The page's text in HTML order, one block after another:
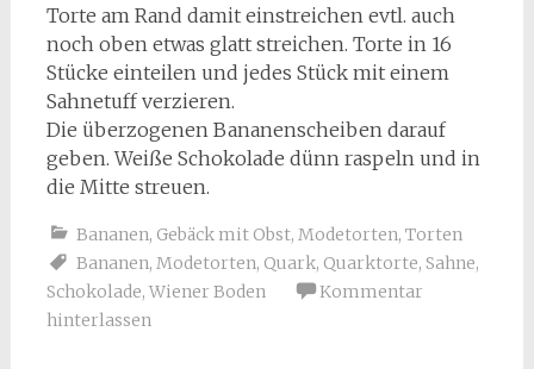
Torte am Rand damit einstreichen evtl. auch
noch oben etwas glatt streichen. Torte in 16
Stücke einteilen und jedes Stück mit einem
Sahnetuff verzieren.
Die überzogenen Bananenscheiben darauf
geben. Weiße Schokolade dünn raspeln und in
die Mitte streuen.
Bananen, Gebäck mit Obst, Modetorten, Torten
Bananen, Modetorten, Quark, Quarktorte, Sahne,
Schokolade, Wiener Boden
Kommentar
hinterlassen